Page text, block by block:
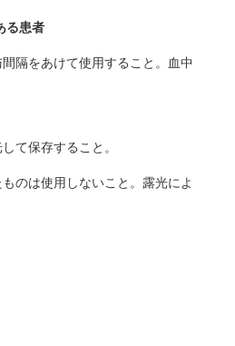
る患者
隔をあけて使用すること。血中
て保存すること。
のは使用しないこと。露光によ